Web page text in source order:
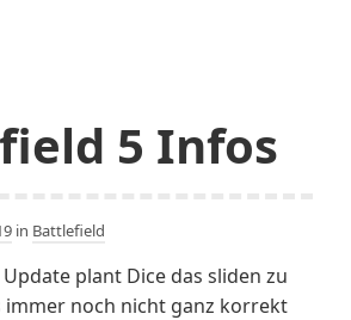
5 Infos
in Battlefield
plant Dice das sliden zu
immer noch nicht ganz korrekt